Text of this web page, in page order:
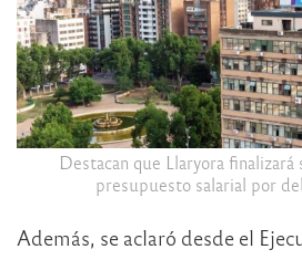
Destacan que Llaryora finalizará
presupuesto salarial por
Además, se aclaró desde el